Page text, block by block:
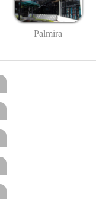
Palmira